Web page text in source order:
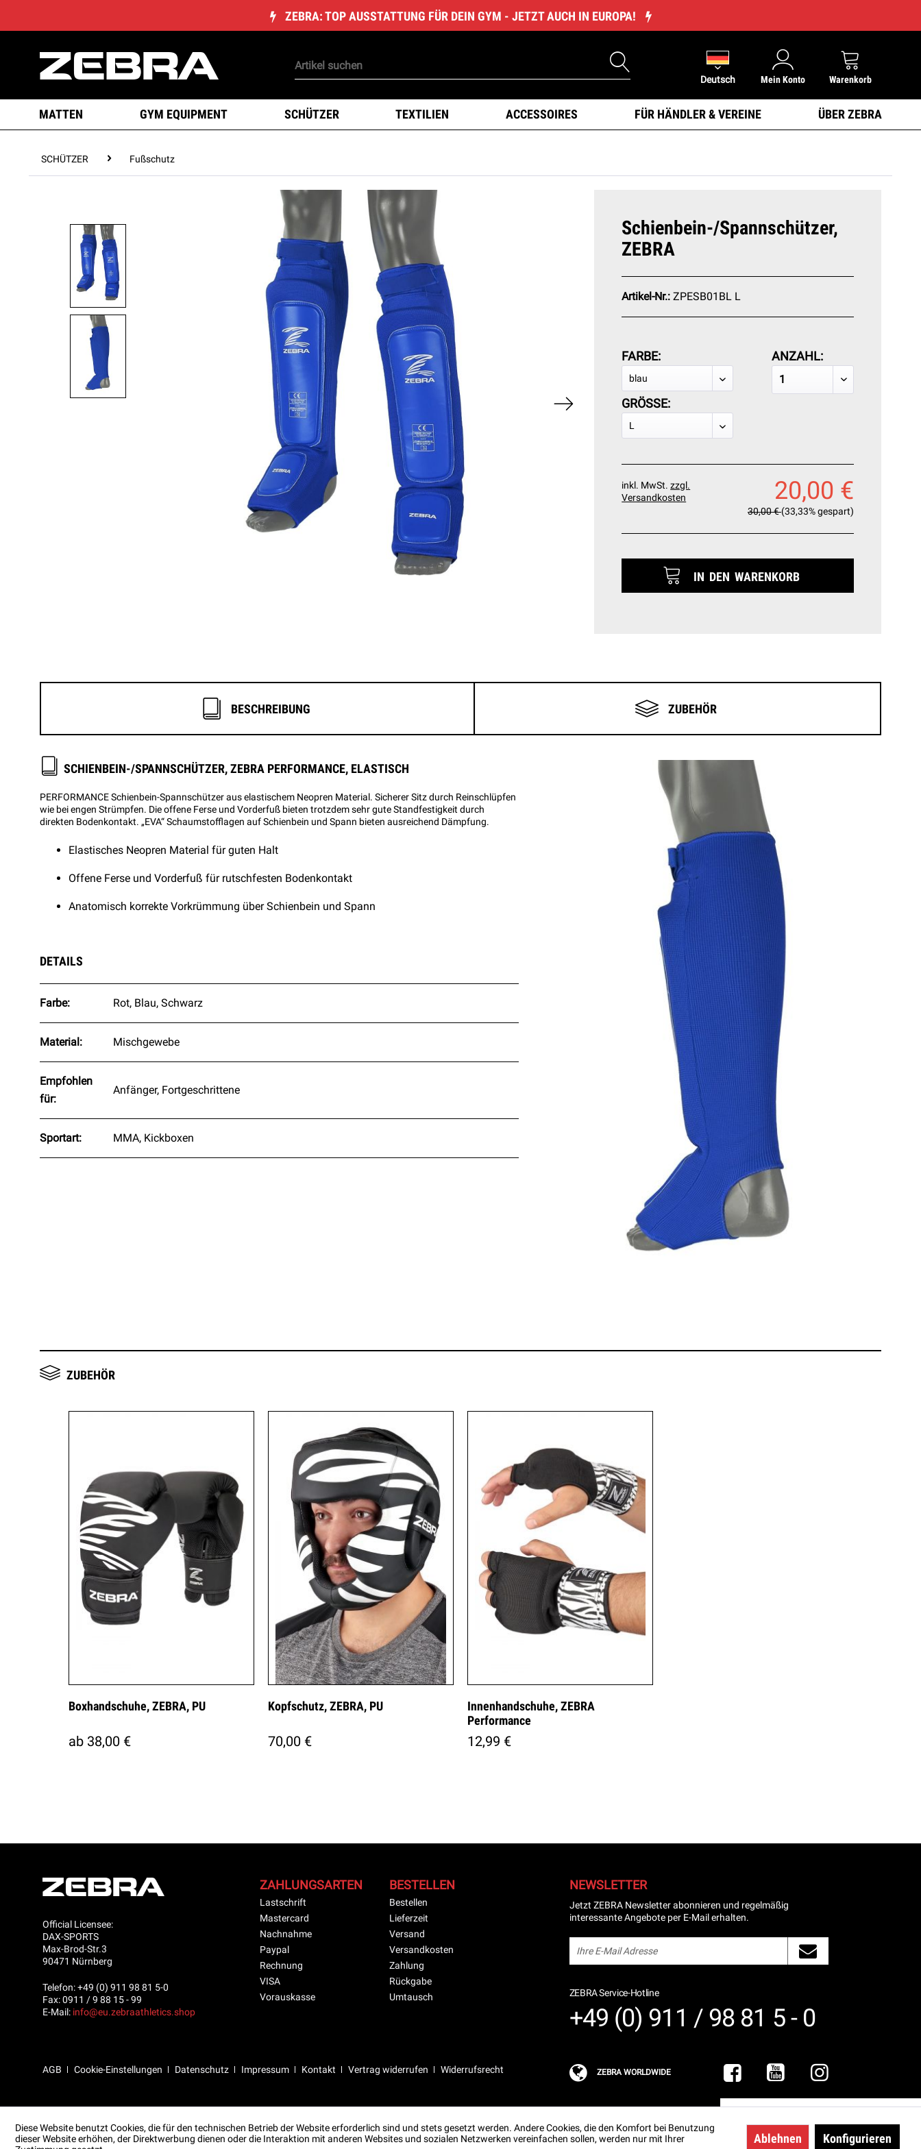
ZEBRA: TOP AUSSTATTUNG FÜR DEIN GYM - JETZT AUCH IN EUROPA!
Deutsch Mein Konto Warenkorb
MATTEN GYM EQUIPMENT SCHÜTZER TEXTILIEN ACCESSOIRES FÜR HÄNDLER & VEREINE ÜBER ZEBRA
SCHÜTZER Fußschutz
Schienbein-/Spannschützer,
ZEBRA
Artikel-Nr.:ZPESB01BL L
FARBE:
GRÖSSE:
ANZAHL:
inkl. MwSt.zzgl.
Versandkosten
20,00 €
30,00 €(33,33% gespart)
IN DEN WARENKORB
BESCHREIBUNG ZUBEHÖR
SCHIENBEIN-/SPANNSCHÜTZER, ZEBRA PERFORMANCE, ELASTISCH
PERFORMANCE Schienbein-Spannschützer aus elastischem Neopren Material. Sicherer Sitz durch Reinschlüpfen
wie bei engen Strümpfen. Die offene Ferse und Vorderfuß bieten trotzdem sehr gute Standfestigkeit durch
direkten Bodenkontakt. „EVA“ Schaumstofflagen auf Schienbein und Spann bieten ausreichend Dämpfung.
Elastisches Neopren Material für guten Halt
Offene Ferse und Vorderfuß für rutschfesten Bodenkontakt
Anatomisch korrekte Vorkrümmung über Schienbein und Spann
DETAILS
Farbe: Rot, Blau, Schwarz
Material: Mischgewebe
Empfohlen
für:
Anfänger, Fortgeschrittene
Sportart: MMA, Kickboxen
ZUBEHÖR
Boxhandschuhe, ZEBRA, PU
ab 38,00 €
Kopfschutz, ZEBRA, PU
70,00 €
Innenhandschuhe, ZEBRA
Performance
12,99 €
Official Licensee:
DAX-SPORTS
Max-Brod-Str.3
90471 Nürnberg
Telefon: +49 (0) 911 98 81 5-0
Fax: 0911 / 9 88 15 - 99
E-Mail: info@eu.zebraathletics.shop
ZAHLUNGSARTEN
Lastschrift
Mastercard
Nachnahme
Paypal
Rechnung
VISA
Vorauskasse
BESTELLEN
Bestellen
Lieferzeit
Versand
Versandkosten
Zahlung
Rückgabe
Umtausch
NEWSLETTER
Jetzt ZEBRA Newsletter abonnieren und regelmäßig
interessante Angebote per E-Mail erhalten.
ZEBRA Service-Hotline
+49 (0) 911 / 98 81 5 - 0
ZEBRA WORLDWIDE
AGB Cookie-Einstellungen Datenschutz Impressum Kontakt Vertrag widerrufen Widerrufsrecht
Haben Sie Fragen oder Anregungen zu
unseren Produkten?
Diese Website benutzt Cookies, die für den technischen Betrieb der Website erforderlich sind und stets gesetzt werden. Andere Cookies, die den Komfort bei Benutzung
dieser Website erhöhen, der Direktwerbung dienen oder die Interaktion mit anderen Websites und sozialen Netzwerken vereinfachen sollen, werden nur mit Ihrer
Ablehnen Konfigurieren